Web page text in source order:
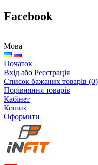
Facebook
Мова
Початок
Вхід або Реєстрація
Список бажаних товарів (0)
Порівняння товарів
Кабінет
Кошик
Оформити